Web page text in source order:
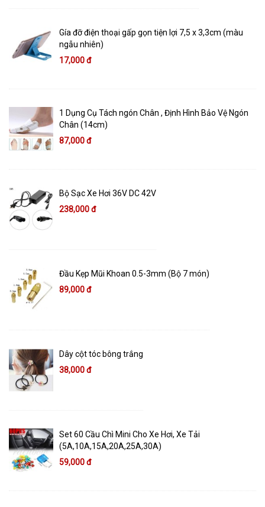
Gía đỡ điện thoại gấp gọn tiện lợi 7,5 x 3,3cm (màu
ngẫu nhiên)
17,000 đ
1 Dụng Cụ Tách ngón Chân , Định Hình Bảo Vệ Ngón
Chân (14cm)
87,000 đ
Bộ Sạc Xe Hơi 36V DC 42V
238,000 đ
Đầu Kẹp Mũi Khoan 0.5-3mm (Bộ 7 món)
89,000 đ
Dây cột tóc bông trắng
38,000 đ
Set 60 Cầu Chì Mini Cho Xe Hơi, Xe Tải
(5A,10A,15A,20A,25A,30A)
59,000 đ